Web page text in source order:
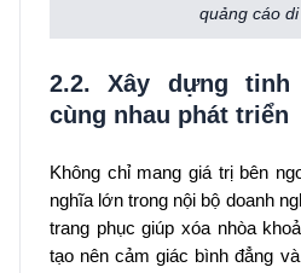
quảng cáo
2.2. Xây dựng tinh
cùng nhau phát triển
Không chỉ mang giá trị bên
nghĩa lớn trong nội bộ doanh
trang phục giúp xóa nhòa
tạo nên cảm giác bình đẳng